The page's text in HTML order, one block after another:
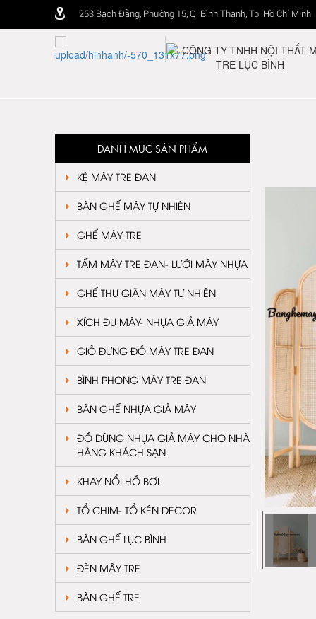
253 Bạch Đằng, Phường 15, Q. Bình Thạnh, Tp. Hồ Chí Minh
DANH MỤC SẢN PHẨM
KỆ MÂY TRE ĐAN
BÀN GHẾ MÂY TỰ NHIÊN
GHẾ MÂY TRE
TẤM MÂY TRE ĐAN- LƯỚI MÂY NHỰA
GHẾ THƯ GIÃN MÂY TỰ NHIÊN
XÍCH ĐU MÂY- NHỰA GIẢ MÂY
GIỎ ĐỰNG ĐỒ MÂY TRE ĐAN
BÌNH PHONG MÂY TRE ĐAN
BÀN GHẾ NHỰA GIẢ MÂY
ĐỒ DÙNG NHỰA GIẢ MÂY CHO NHÀ
HÀNG KHÁCH SẠN
KHAY NỔI HỒ BƠI
TỔ CHIM- TỔ KÉN DECOR
BÀN GHẾ LỤC BÌNH
ĐÈN MÂY TRE
BÀN GHẾ TRE